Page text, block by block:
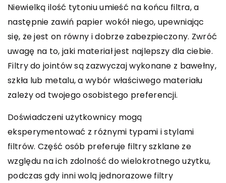
Niewielką ilość tytoniu umieść na końcu filtra, a
następnie zawiń papier wokół niego, upewniając
się, że jest on równy i dobrze zabezpieczony. Zwróć
uwagę na to, jaki materiał jest najlepszy dla ciebie.
Filtry do jointów są zazwyczaj wykonane z bawełny,
szkła lub metalu, a wybór właściwego materiału
zależy od twojego osobistego preferencji.
Doświadczeni użytkownicy mogą
eksperymentować z różnymi typami i stylami
filtrów. Część osób preferuje filtry szklane ze
względu na ich zdolność do wielokrotnego użytku,
podczas gdy inni wolą jednorazowe filtry